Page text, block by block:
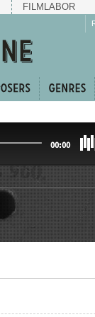
FILMLABOR
00:00